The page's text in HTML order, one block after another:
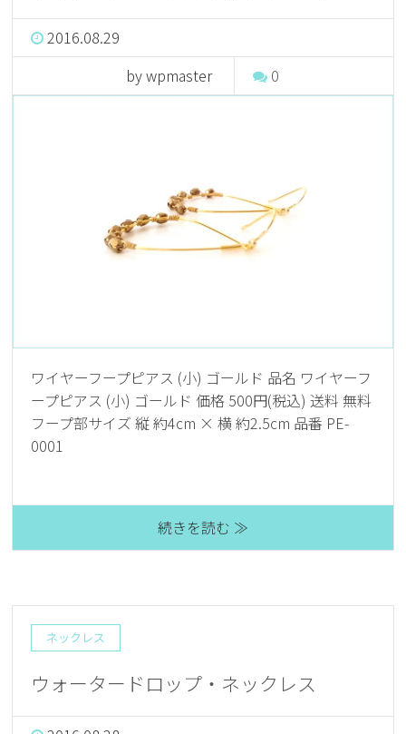
2016.08.29
by wpmaster
0
ワイヤーフープピアス (小) ゴールド 品名 ワイヤーフ
ープピアス (小) ゴールド 価格 500円(税込) 送料 無料
フープ部サイズ 縦 約4cm × 横 約2.5cm 品番 PE-
0001
続きを読む ≫
ネックレス
ウォータードロップ・ネックレス